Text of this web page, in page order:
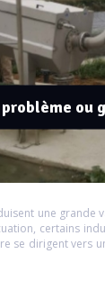
ou
une grande
certains
se dirigent vers